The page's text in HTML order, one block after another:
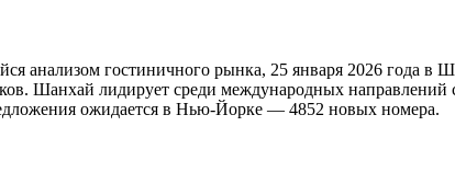
анализом гостиничного рынка, 25 января 2026 года в
Шанхай лидирует среди международных направлений
ожидается в Нью-Йорке — 4852 новых номера.